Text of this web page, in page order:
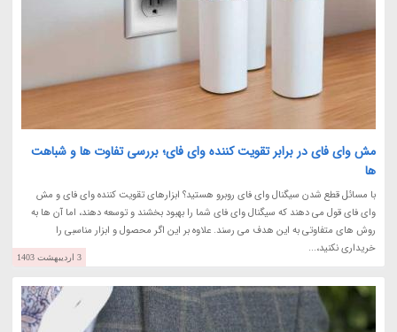
مش وای فای در برابر تقویت کننده وای فای؛ بررسی تفاوت ها و شباهت
ها
با مسائل قطع شدن سیگنال وای فای روبرو هستید؟ ابزارهای تقویت کننده وای فای و مش
وای فای قول می دهند که سیگنال وای فای شما را بهبود بخشند و توسعه دهند، اما آن ها به
روش های متفاوتی به این هدف می رسند. علاوه بر این اگر محصول و ابزار مناسبی را
خریداری نکنید،...
3 اردیبهشت 1403